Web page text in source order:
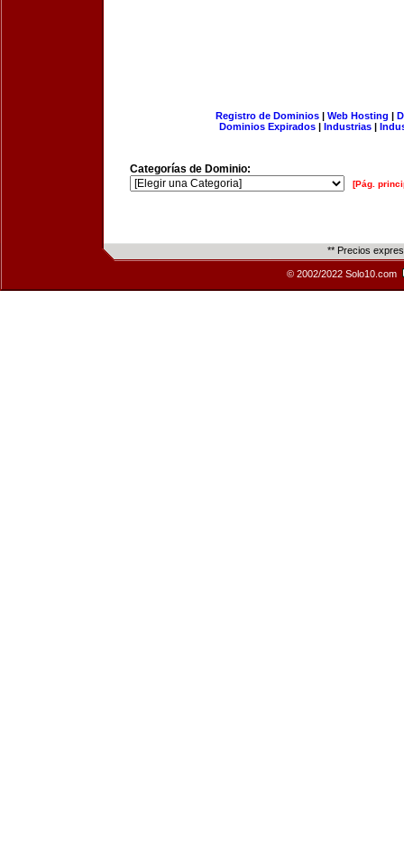
Registro de Dominios| Web Hosting |
Dominios Expirados | Industrias |
Categorías de Dominio:
[Pág.
** Precios
© 2002/2022 Solo10.com